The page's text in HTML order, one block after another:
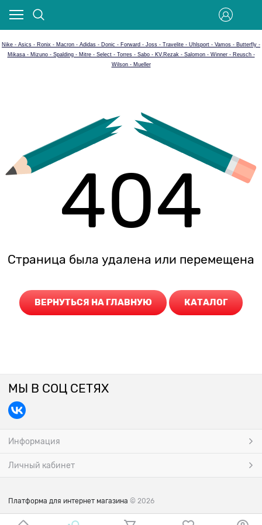
Nike - Asics - Ronix - Macron - Adidas - Donic - Forward - Joss - Travelite - Uhlsport - Vamos - Butterfly -
Mikasa - Mizuno - Spalding - Mitre - Select - Torres - Sabo - KV.Rezak - Salomon - Winner - Reusch -
Wilson - Mueller
404
Страница была удалена или перемещена
ВЕРНУТЬСЯ НА ГЛАВНУЮ КАТАЛОГ
МЫ В СОЦ СЕТЯХ
Информация
Личный кабинет
Платформа для интернет магазина © 2026